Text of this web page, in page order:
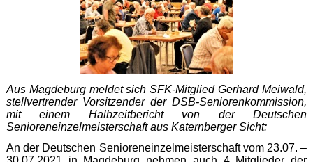
Aus Magdeburg meldet sich SFK-Mitglied Gerhard Meiwald,
stellvertrender Vorsitzender der DSB-Seniorenkommission,
mit einem Halbzeitbericht von der Deutschen
Senioreneinzelmeisterschaft aus Katernberger Sicht:
An der Deutschen Senioreneinzelmeisterschaft vom 23.07. –